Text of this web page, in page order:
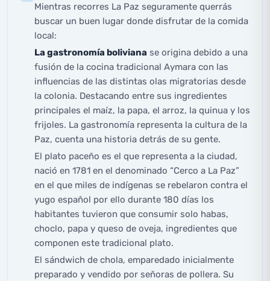
Mientras recorres La Paz seguramente querrás
buscar un buen lugar donde disfrutar de la comida
local:
La gastronomía boliviana se origina debido a una
fusión de la cocina tradicional Aymara con las
influencias de las distintas olas migratorias desde
la colonia. Destacando entre sus ingredientes
principales el maíz, la papa, el arroz, la quinua y los
frijoles. La gastronomía representa la cultura de la
Paz, cuenta una historia detrás de su gente.
El plato paceño es el que representa a la ciudad,
nació en 1781 en el denominado “Cerco a La Paz”
en el que miles de indígenas se rebelaron contra el
yugo español por ello durante 180 días los
habitantes tuvieron que consumir solo habas,
choclo, papa y queso de oveja, ingredientes que
componen este tradicional plato.
El sándwich de chola, emparedado inicialmente
preparado y vendido por señoras de pollera. Su